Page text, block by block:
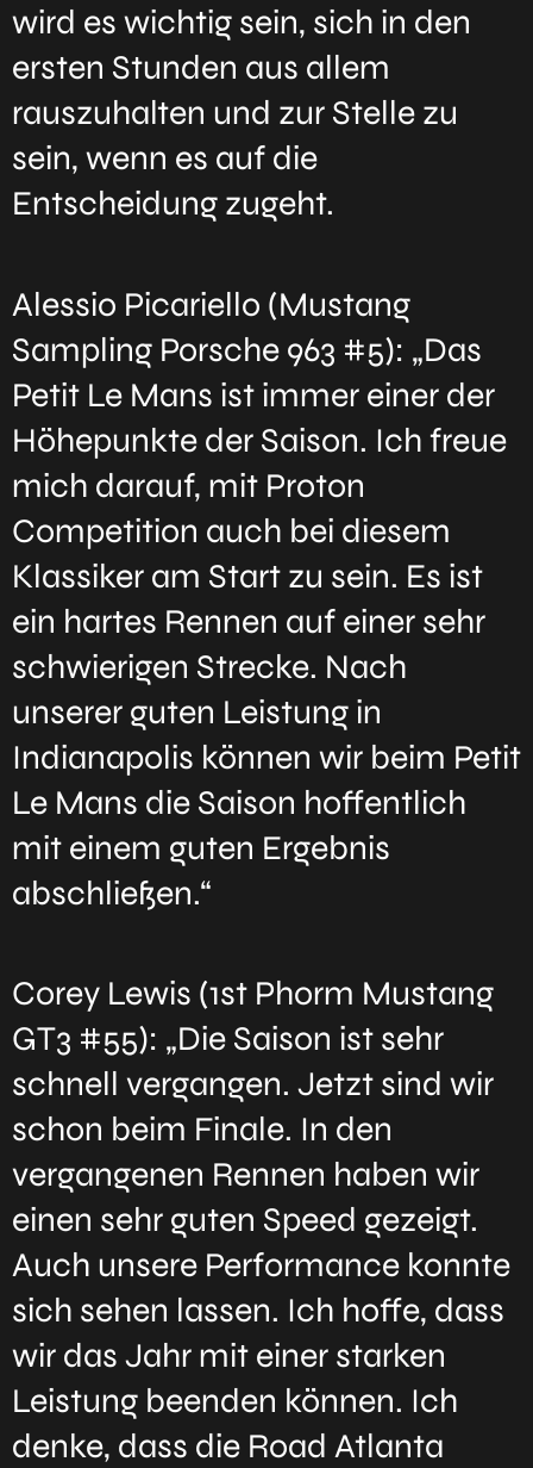
wird es wichtig sein, sich in den
ersten Stunden aus allem
rauszuhalten und zur Stelle zu
sein, wenn es auf die
Entscheidung zugeht.
Alessio Picariello (Mustang
Sampling Porsche 963 #5): „Das
Petit Le Mans ist immer einer der
Höhepunkte der Saison. Ich freue
mich darauf, mit Proton
Competition auch bei diesem
Klassiker am Start zu sein. Es ist
ein hartes Rennen auf einer sehr
schwierigen Strecke. Nach
unserer guten Leistung in
Indianapolis können wir beim Petit
Le Mans die Saison hoffentlich
mit einem guten Ergebnis
abschließen.“
Corey Lewis (1st Phorm Mustang
GT3 #55): „Die Saison ist sehr
schnell vergangen. Jetzt sind wir
schon beim Finale. In den
vergangenen Rennen haben wir
einen sehr guten Speed gezeigt.
Auch unsere Performance konnte
sich sehen lassen. Ich hoffe, dass
wir das Jahr mit einer starken
Leistung beenden können. Ich
denke, dass die Road Atlanta